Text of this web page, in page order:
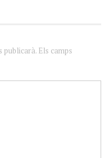
Els camps